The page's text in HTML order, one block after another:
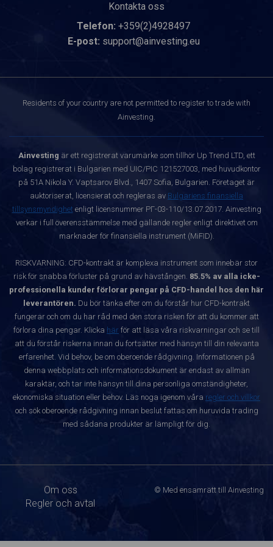
Kontakta oss
Telefon: +359(2)4928497
E-post: support@ainvesting.eu
Residents of your country are not permitted to register to trade with
Ainvesting.
Ainvesting är ett registrerat varumärke som tillhör Up Trend LTD, ett
bolag registrerat i Bulgarien med UIC/PIC 121527003, med huvudkontor
på 51A Nikola Y. Vaptsarov Blvd., 1407 Sofia, Bulgarien. Företaget är
auktoriserat, licensierat och regleras av Bulgariens finansiella
tillsynsmyndighetenligt licensnummer РГ-03-110/13.07.2017. Ainvesting
verkar i full överensstämmelse med gällande regler enligt direktivet om
marknader för finansiella instrument (MiFID).
RISKVARNING: CFD-kontrakt är komplexa instrument som innebär stor
risk för snabba förluster på grund av hävstången. 85.5% av alla icke-
professionella kunder förlorar pengar på CFD-handel hos den här
leverantören. Du bör tänka efter om du förstår hur CFD-kontrakt
fungerar och om du har råd med den stora risken för att du kommer att
förlora dina pengar. Klicka här för att läsa våra riskvarningar och se till
att du förstår riskerna innan du fortsätter med hänsyn till din relevanta
erfarenhet. Vid behov, be om oberoende rådgivning. Informationen på
denna webbplats och informationsdokument är endast av allmän
karaktär, och tar inte hänsyn till dina personliga omständigheter,
ekonomiska situation eller behov. Läs noga igenom våra regler och villkor
och sök oberoende rådgivning innan beslut fattas om huruvida trading
med sådana produkter är lämpligt för dig.
Om oss
Regler och avtal
© Med ensamrätt till Ainvesting